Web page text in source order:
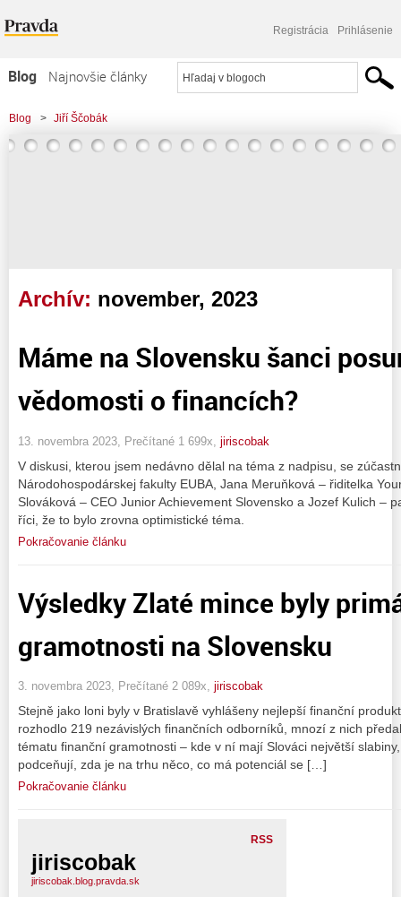
Registrácia Prihlásenie
Blog
Najnovšie články
Najčítanejšie články
Najkomentovanejšie články
Blog > Jiří Ščobák
Archív: november, 2023
Máme na Slovensku šanci
vědomosti o financích?
13. novembra 2023, Prečítané 1 699x, jiriscobak
V diskusi, kterou jsem nedávno dělal na téma z nadpisu, se
Národohospodárskej fakulty EUBA, Jana Meruňková – řiditelka
Slováková – CEO Junior Achievement Slovensko a Jozef Kulich –
říci, že to bylo zrovna optimistické téma.
Pokračovanie článku
Výsledky Zlaté mince byly
gramotnosti na Slovensku
3. novembra 2023, Prečítané 2 089x, jiriscobak
Stejně jako loni byly v Bratislavě vyhlášeny nejlepší finanční
rozhodlo 219 nezávislých finančních odborníků, mnozí z nich
tématu finanční gramotnosti – kde v ní mají Slováci největší
podceňují, zda je na trhu něco, co má potenciál se […]
Pokračovanie článku
RSS
jiriscobak
jiriscobak.blog.pravda.sk